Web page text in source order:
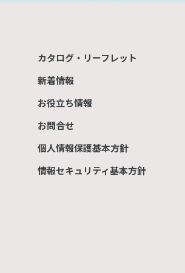
カタログ・リーフレット
新着情報
お役立ち情報
お問合せ
個人情報保護基本方針
情報セキュリティ基本方針